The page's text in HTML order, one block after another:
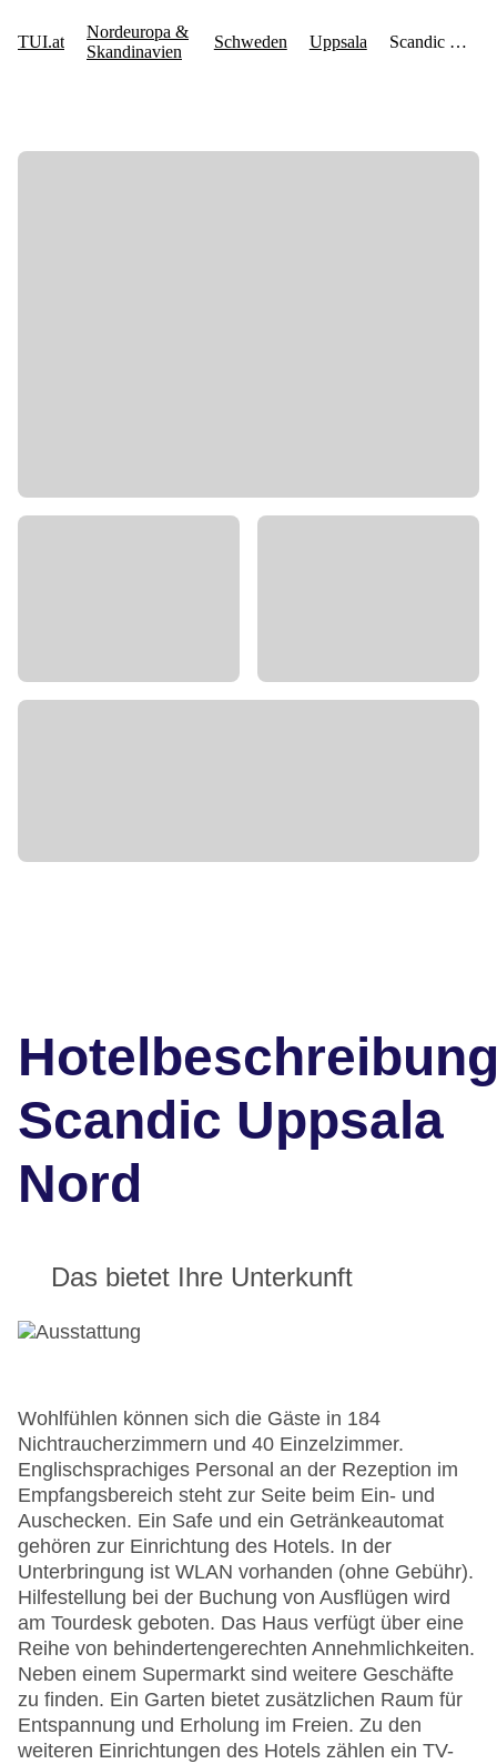
Scandic Uppsala
Nord
Das bietet Ihre Unterkunft
Wohlfühlen können sich die Gäste in 184
Nichtraucherzimmern und 40 Einzelzimmer.
Englischsprachiges Personal an der Rezeption im
Empfangsbereich steht zur Seite beim Ein- und
Auschecken. Ein Safe und ein Getränkeautomat
gehören zur Einrichtung des Hotels. In der
Unterbringung ist WLAN vorhanden (ohne Gebühr).
Hilfestellung bei der Buchung von Ausflügen wird
am Tourdesk geboten. Das Haus verfügt über eine
Reihe von behindertengerechten Annehmlichkeiten.
Neben einem Supermarkt sind weitere Geschäfte
zu finden. Ein Garten bietet zusätzlichen Raum für
Entspannung und Erholung im Freien. Zu den
weiteren Einrichtungen des Hotels zählen ein TV-